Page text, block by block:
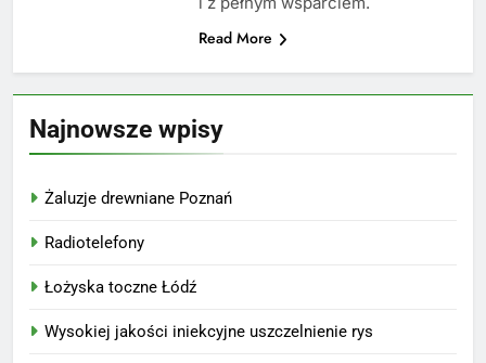
Read More
Najnowsze wpisy
Żaluzje drewniane Poznań
Radiotelefony
Łożyska toczne Łódź
Wysokiej jakości iniekcyjne uszczelnienie rys